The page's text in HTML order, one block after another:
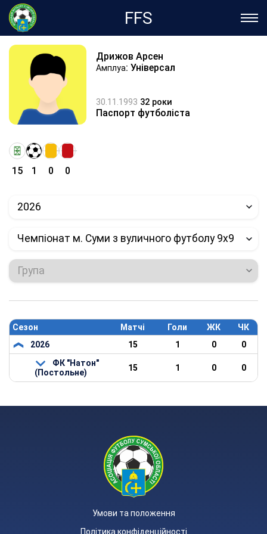
FFS
Дрижов Арсен
Амплуа: Універсал
30.11.1993 32 роки
Паспорт футболіста
15 1 0 0
2026
Чемпіонат м. Суми з вуличного футболу 9х9
Група
Сезон Матчі Голи ЖК
ЧК
2026
15 1 0
0
ФК "Натон"
(Постольне)
15 1 0 0
Умови та положення
Політика конфіденційності